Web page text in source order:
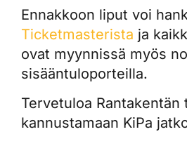
Ennakkoon liput voi
Ticketmasterista ja
ovat myynnissä myös
sisääntuloporteilla.
Tervetuloa Rantakentän
kannustamaan KiPa